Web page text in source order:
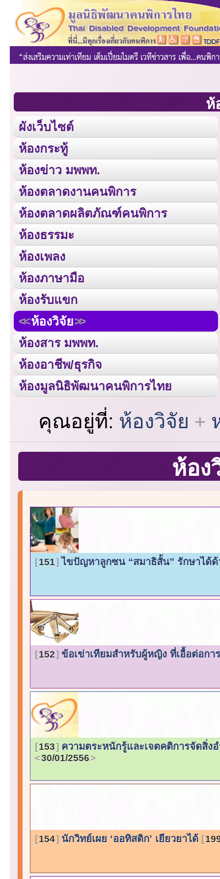
ห้
ผังเว็บไซต์
ห้องกระทู้
ห้องข่าว มพพท.
ห้องตลาดงานคนพิการ
ห้องตลาดผลิตภัณฑ์คนพิการ
ห้องธรรมะ
ห้องเพลง
ห้องภาษามือ
ห้องรับแขก
ห้องวิจัย
ห้องสาร มพพท.
ห้องอาชีพ/ธุรกิจ
ห้องมูลนิธิพัฒนาคนพิการไทย
คุณอยู่ที่: ห้องวิจัย
ห้อง
151 ไขปัญหาลูกซน “สมาธิสั้น” รักษาได้
152 ข้อเข่าเทียมสำหรับผู้หญิง ที่เอื้อต่อกา
153 ความตระหนักรู้และเจตคติการจัดสิ่
30/01/2556
154 นักวิทย์เผย ‘ออทิสติก’ เยียวยาได้